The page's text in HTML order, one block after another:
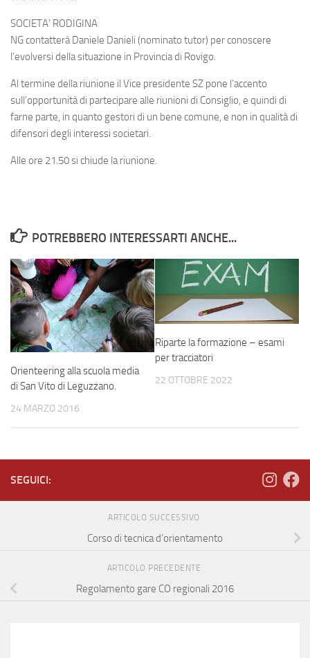
SOCIETA’ RODIGINA
NG contatterà Daniele Danieli (nominato tutor) per conoscere
l’evolversi della situazione in Provincia di Rovigo.
Al termine della riunione il Vice presidente SZ pone l’accento
sull’opportunità di partecipare alle riunioni di Consiglio, e quindi di
farne parte, in quanto gestori di un bene comune, e non in qualità di
difensori degli interessi societari.
Alle ore 21.50 si chiude la riunione.
POTREBBERO INTERESSARTI ANCHE...
Orienteering alla scuola media
di San Vito di Leguzzano.
24 MARZO 2016
Riparte la formazione – esami
per tracciatori
22 OTTOBRE 2022
SEGUICI:
ARTICOLO SUCCESSIVO
Corso di tecnica d’orientamento
ARTICOLO PRECEDENTE
Regolamento gare CO regionali 2016